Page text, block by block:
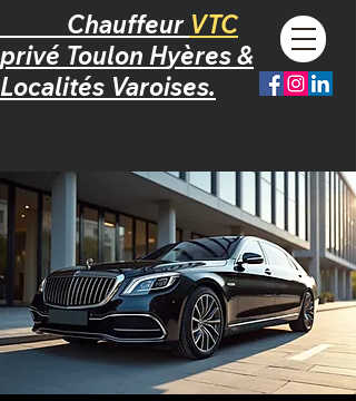
Chauffeur VTC
privé Toulon Hyères &
Localités Varoises.